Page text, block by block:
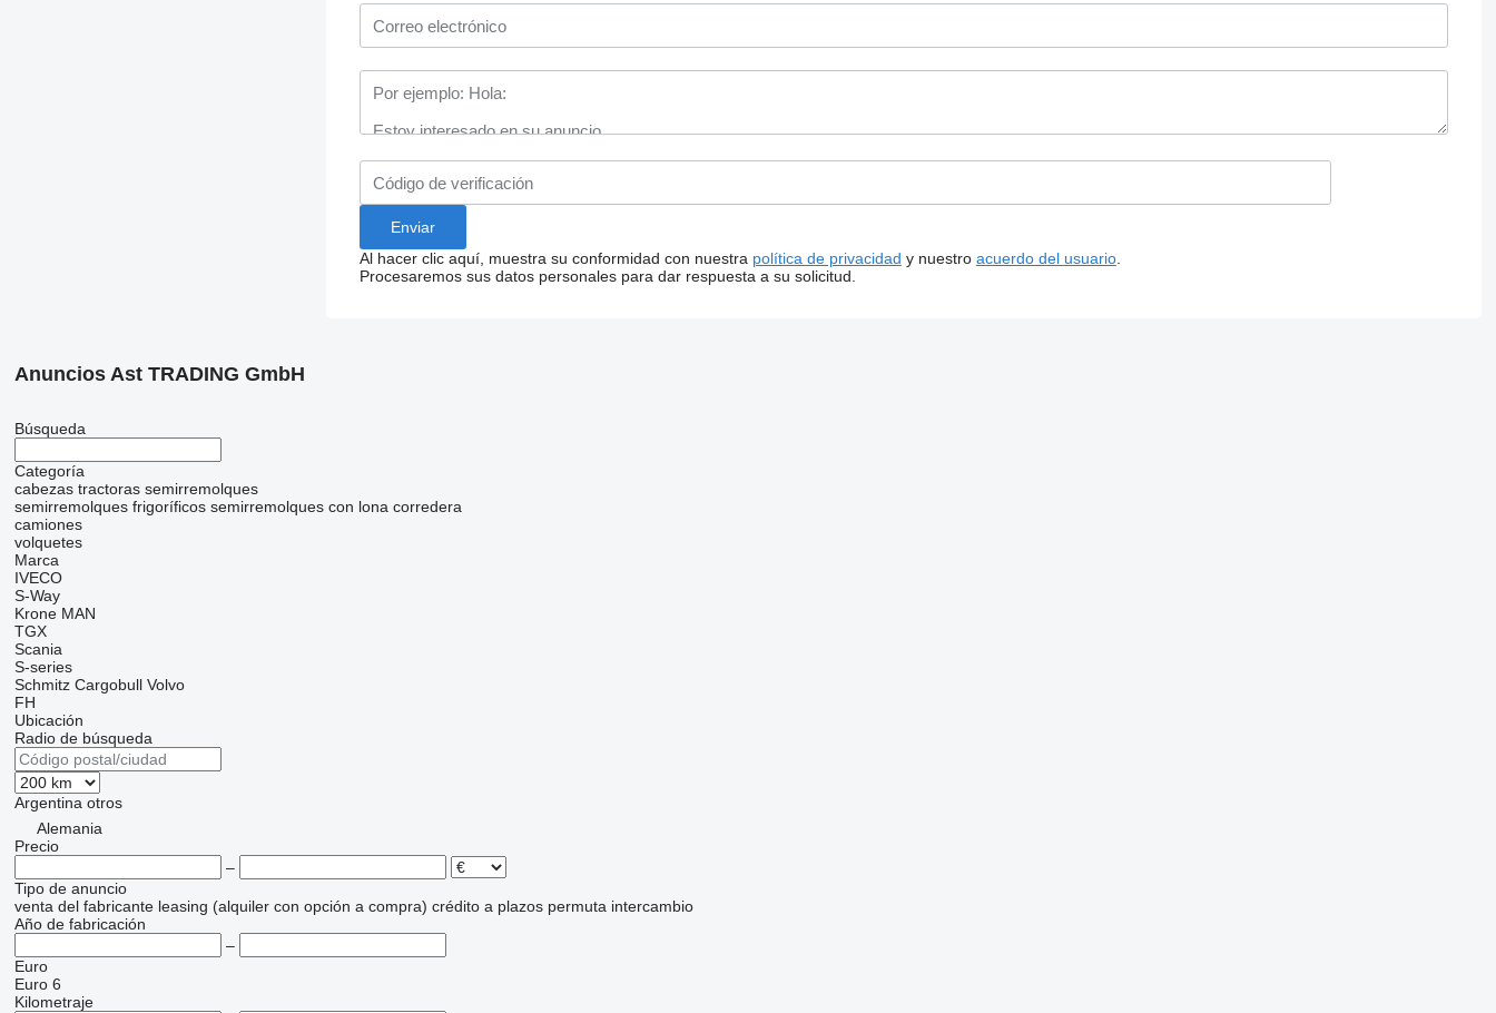
Al hacer clic aquí, muestra su conformidad con nuestra política de privacidad y nuestro acuerdo del usuario.
Procesaremos sus datos personales para dar respuesta a su solicitud.
Anuncios Ast TRADING GmbH
Búsqueda
Categoría
cabezas tractoras semirremolques
semirremolques frigoríficos semirremolques con lona corredera
camiones
volquetes
Marca
IVECO
S-Way
Krone MAN
TGX
Scania
S-series
Schmitz Cargobull Volvo
FH
Ubicación
Radio de búsqueda
Argentina otros
Alemania
Precio
–
Tipo de anuncio
venta del fabricante leasing (alquiler con opción a compra) crédito a plazos permuta intercambio
Año de fabricación
–
Euro
Euro 6
Kilometraje